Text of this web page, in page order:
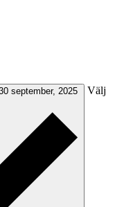
september, 2025 Välj